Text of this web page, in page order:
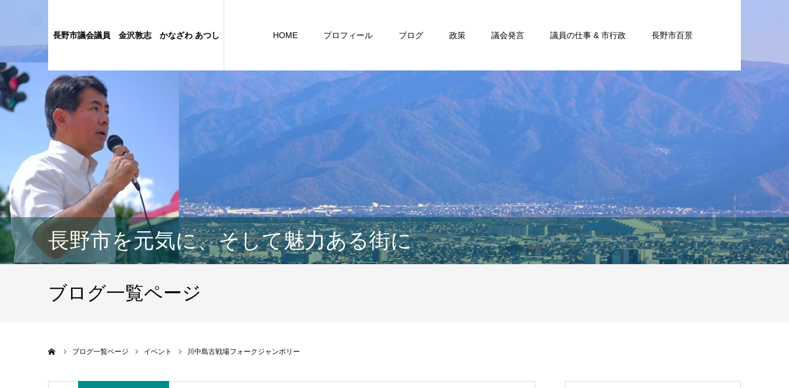
長野市議会議員 金沢敦志 かなざわ あつし HOME プロフィール ブログ 政策 議会発言 議員の仕事 & 市行政 長野市百景
長野市を元気に、そして魅力ある街に
ブログ一覧ページ
ブログ一覧ページ イベント 川中島古戦場フォークジャンボリー